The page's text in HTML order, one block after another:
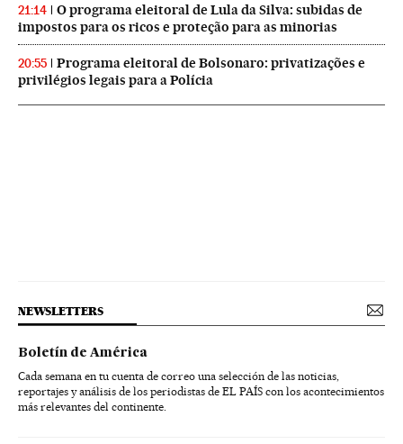
21:14
O programa eleitoral de Lula da Silva: subidas de
impostos para os ricos e proteção para as minorias
20:55
Programa eleitoral de Bolsonaro: privatizações e
privilégios legais para a Polícia
NEWSLETTERS
Boletín de América
Cada semana en tu cuenta de correo una selección de las noticias,
reportajes y análisis de los periodistas de EL PAÍS con los acontecimientos
más relevantes del continente.